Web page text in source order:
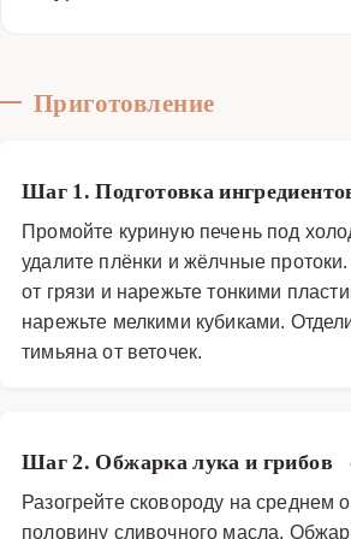
Приготовление
Шаг 1. Подготовка
Промойте куриную печень под
удалите плёнки и жёлчные
от грязи и нарежьте тонкими
нарежьте мелкими кубиками.
тимьяна от веточек.
Шаг 2. Обжарка лука и грибов
Разогрейте сковороду на среднем
половину сливочного масла.